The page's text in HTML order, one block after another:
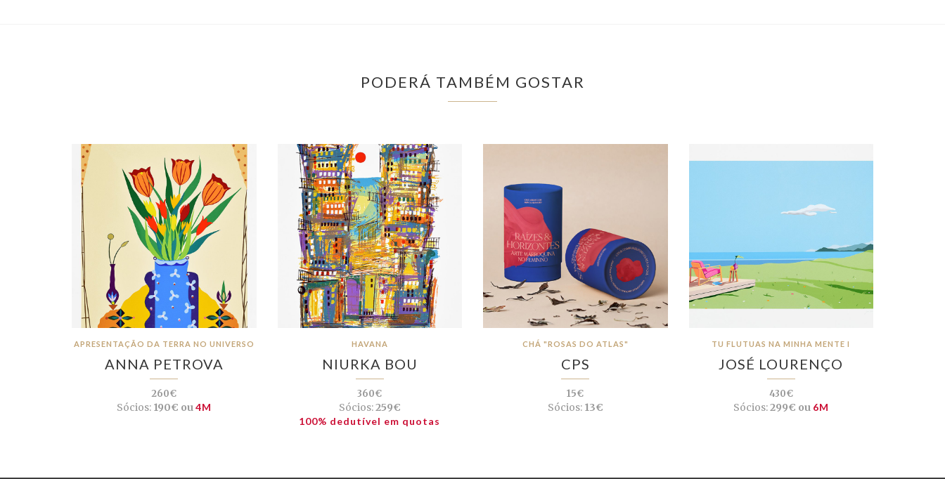
PODERÁ TAMBÉM GOSTAR
APRESENTAÇÃO DA TERRA NO UNIVERSO
ANNA PETROVA
260€
Sócios:190€ ou4M
HAVANA
NIURKA BOU
360€
Sócios:259€
100% dedutível em quotas
CHÁ "ROSAS DO ATLAS"
CPS
15€
Sócios:13€
TU FLUTUAS NA MINHA MENTE I
JOSÉ LOURENÇO
430€
Sócios:299€ ou 6M